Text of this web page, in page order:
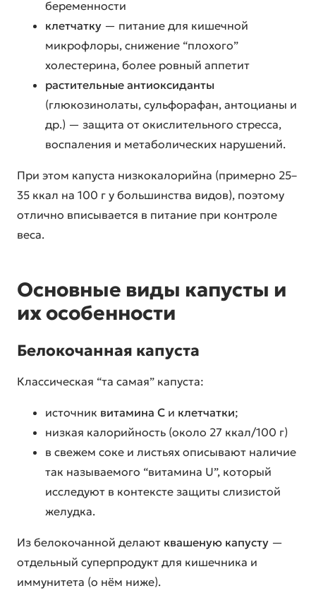
беременности
клетчатку — питание для кишечной
микрофлоры, снижение “плохого”
холестерина, более ровный аппетит
растительные антиоксиданты
(глюкозинолаты, сульфорафан, антоцианы и
др.) — защита от окислительного стресса,
воспаления и метаболических нарушений.
При этом капуста низкокалорийна (примерно 25–
35 ккал на 100 г у большинства видов), поэтому
отлично вписывается в питание при контроле
веса.
Основные виды капусты и
их особенности
Белокочанная капуста
Классическая “та самая” капуста:
источник витамина C и клетчатки;
низкая калорийность (около 27 ккал/100 г)
в свежем соке и листьях описывают наличие
так называемого “витамина U”, который
исследуют в контексте защиты слизистой
желудка.
Из белокочанной делают квашеную капусту —
отдельный суперпродукт для кишечника и
иммунитета (о нём ниже).